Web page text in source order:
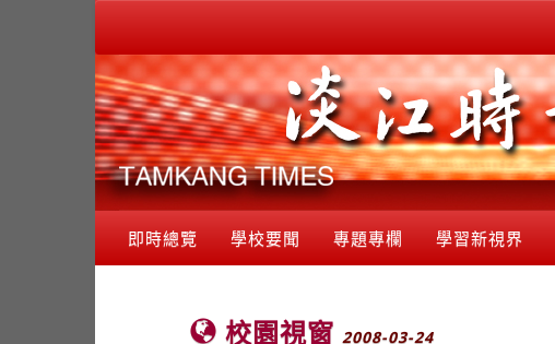
即時總覽 學校要聞 專題專欄 學習新視界
校園視窗 2008-03-24